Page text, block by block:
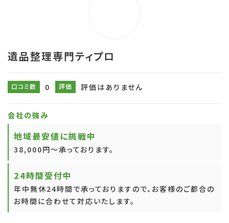
遺品整理専門ティプロ
口コミ数 0 評価 評価はありません
会社の強み
地域最安値に挑戦中
38,000円～承っております。
24時間受付中
年中無休24時間で承っておりますので、お客様のご都合の
お時間に合わせて対応いたします。